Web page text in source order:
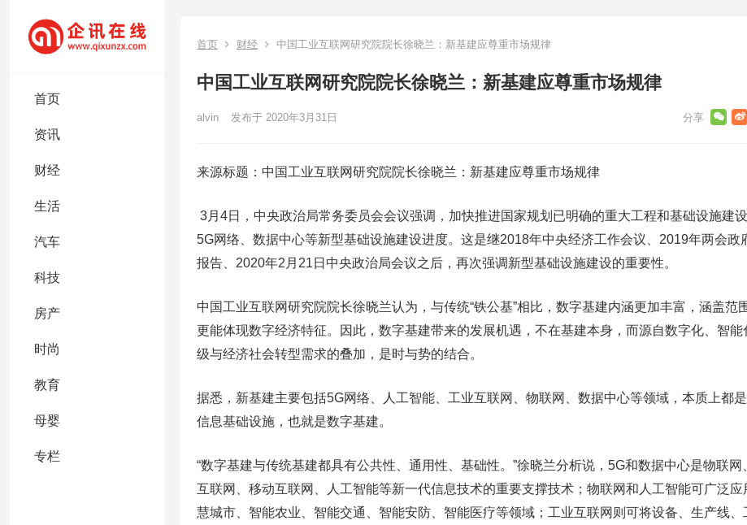
首页
资讯
财经
生活
汽车
科技
房产
时尚
教育
母婴
专栏
首页 财经 中国工业互联网研究院院长徐晓兰：新基建应尊重市场规律
中国工业互联网研究院院长徐晓兰：新基建应尊重市场规律
alvin 发布于 2020年3月31日
来源标题：中国工业互联网研究院院长徐晓兰：新基建应尊重市场规律
3月4日，中央政治局常务委员会会议强调，加快推进国家规划已明确的重大工程和基础设施建
5G网络、数据中心等新型基础设施建设进度。这是继2018年中央经济工作会议、2019年两会政
报告、2020年2月21日中央政治局会议之后，再次强调新型基础设施建设的重要性。
中国工业互联网研究院院长徐晓兰认为，与传统“铁公基”相比，数字基建内涵更加丰富，涵盖范
更能体现数字经济特征。因此，数字基建带来的发展机遇，不在基建本身，而源自数字化、智能
级与经济社会转型需求的叠加，是时与势的结合。
据悉，新基建主要包括5G网络、人工智能、工业互联网、物联网、数据中心等领域，本质上都
信息基础设施，也就是数字基建。
“数字基建与传统基建都具有公共性、通用性、基础性。”徐晓兰分析说，5G和数据中心是物联网
互联网、移动互联网、人工智能等新一代信息技术的重要支撑技术；物联网和人工智能可广泛应
慧城市、智能农业、智能交通、智能安防、智能医疗等领域；工业互联网则可将设备、生产线、